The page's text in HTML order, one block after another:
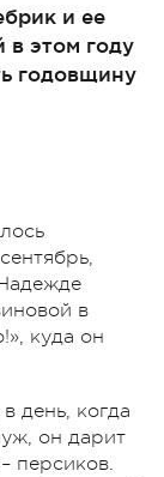
и ее
в этом году
годовщину
в
куда он
день, когда
он дарит
персиков.